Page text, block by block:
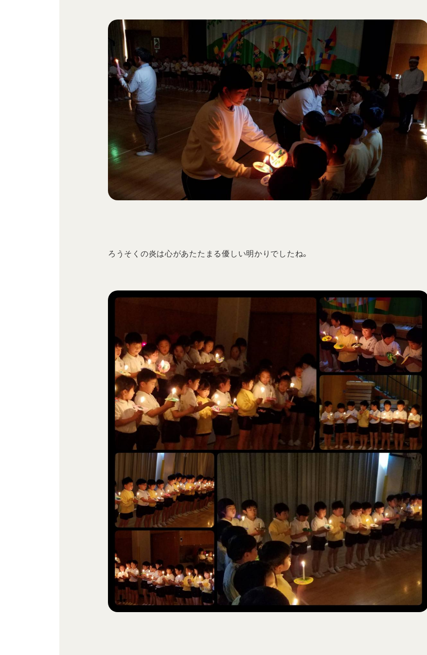
ろうそくの炎は心があたたまる優しい明かりでしたね。